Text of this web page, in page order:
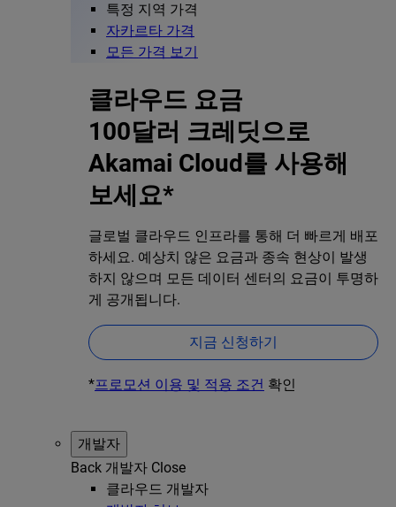
특정 지역 가격
자카르타 가격
모든 가격 보기
클라우드 요금
100달러 크레딧으로
Akamai Cloud를 사용해
보세요*
글로벌 클라우드 인프라를 통해 더 빠르게 배포
하세요. 예상치 않은 요금과 종속 현상이 발생
하지 않으며 모든 데이터 센터의 요금이 투명하
게 공개됩니다.
지금 신청하기
*프로모션 이용 및 적용 조건 확인
개발자
Back 개발자 Close
클라우드 개발자